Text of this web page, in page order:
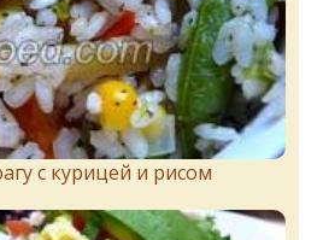
с курицей и рисом